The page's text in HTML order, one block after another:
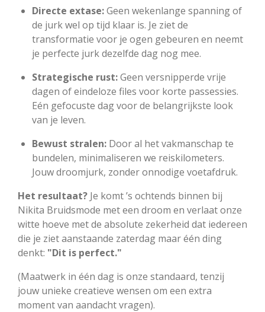
Directe extase:Geen wekenlange spanning of
de jurk wel op tijd klaar is. Je ziet de
transformatie voor je ogen gebeuren en neemt
je perfecte jurk dezelfde dag nog mee.
Strategische rust:Geen versnipperde vrije
dagen of eindeloze files voor korte passessies.
Eén gefocuste dag voor de belangrijkste look
van je leven.
Bewust stralen: Door al het vakmanschap te
bundelen, minimaliseren we reiskilometers.
Jouw droomjurk, zonder onnodige voetafdruk.
Het resultaat? Je komt ’s ochtends binnen bij
Nikita Bruidsmode met een droom en verlaat onze
witte hoeve met de absolute zekerheid dat iedereen
die je ziet aanstaande zaterdag maar één ding
denkt: "Dit is perfect."
(Maatwerk in één dag is onze standaard, tenzij
jouw unieke creatieve wensen om een extra
moment van aandacht vragen).